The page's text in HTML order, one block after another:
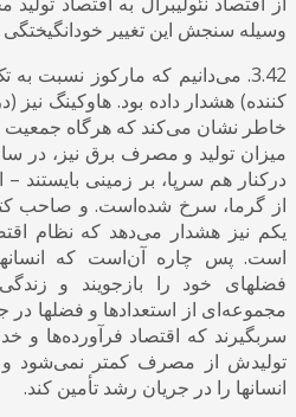
وسیله سنجش این تغییر خودانگیختگی
3.42. می‌دانیم که مارکوز
کننده) هشدار داده بود. هاوکینگ
خاطر نشان می‌کند که هرگاه جمعیت
درکنار هم سرپا، بر زمینی بایستند
از گرما، سرخ شده‌است. و صاحب
یکم نیز هشدار می‌دهد که نظام
است. پس چاره آن‌است که انسانها
فضلهای خود را بازجویند و
مجموعه‌ای از استعدادها و فضلها در
سربگیرند که اقتصاد فرآورده‌ها و
تولیدش از مصرف کمتر نمی‌شود و
انسانها را در جریان رشد تأمین ‌کند.